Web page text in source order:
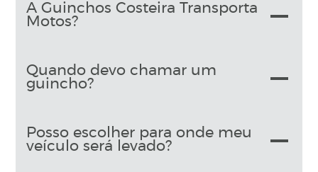
A Guinchos Costeira Transporta
Motos?
Quando devo chamar um
guincho?
Posso escolher para onde meu
veículo será levado?